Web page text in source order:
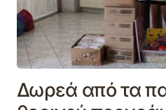
Δωρεά από τα